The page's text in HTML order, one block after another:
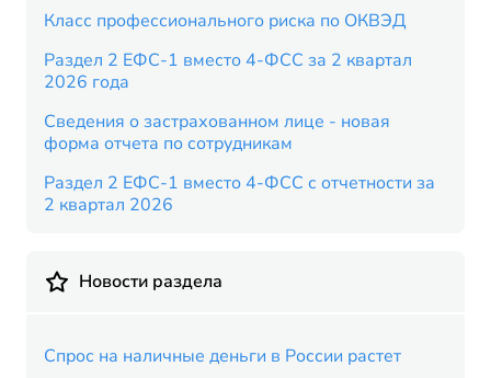
Класс профессионального риска по ОКВЭД
Раздел 2 ЕФС-1 вместо 4-ФСС за 2 квартал
2026 года
Сведения о застрахованном лице - новая
форма отчета по сотрудникам
Раздел 2 ЕФС-1 вместо 4-ФСС с отчетности за
2 квартал 2026
Новости раздела
Спрос на наличные деньги в России растет